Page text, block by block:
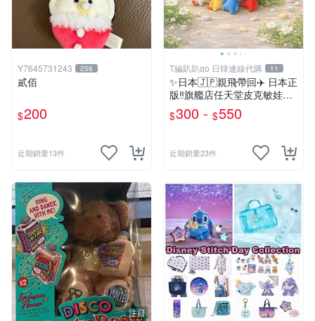
Y7645731243 256
貳佰
$200
近期銷量13件
T編趴趴go 日韓連線代購 11
✨日本🇯🇵親飛帶回✈️ 日本正
版‼️旗艦店任天堂皮克敏娃娃
PIKMIN 小吊飾 鑰匙圈
$300 - $550
近期銷量23件
注目